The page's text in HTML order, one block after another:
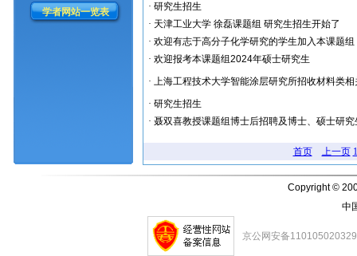
学者网站一览表
· 研究生招生
· 天津工业大学 徐磊课题组 研究生招生开始了
· 欢迎有志于高分子化学研究的学生加入本课题
· 欢迎报考本课题组2024年硕士研究生
· 上海工程技术大学智能涂层研究所招收材料类
· 研究生招生
· 聂双喜教授课题组博士后招聘及博士、硕士研
首页 上一页 1
Copyright ©
中
京公网安备